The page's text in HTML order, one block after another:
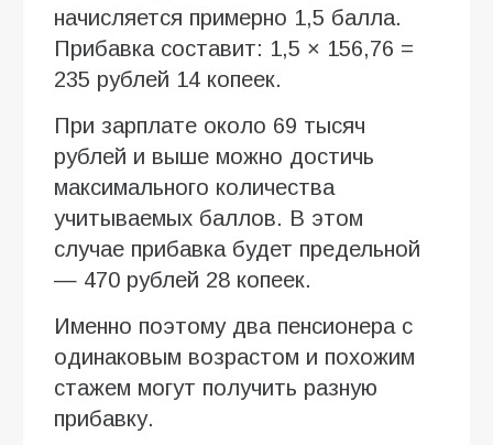
начисляется примерно 1,5 балла.
Прибавка составит: 1,5 × 156,76 =
235 рублей 14 копеек.
При зарплате около 69 тысяч
рублей и выше можно достичь
максимального количества
учитываемых баллов. В этом
случае прибавка будет предельной
— 470 рублей 28 копеек.
Именно поэтому два пенсионера с
одинаковым возрастом и похожим
стажем могут получить разную
прибавку.